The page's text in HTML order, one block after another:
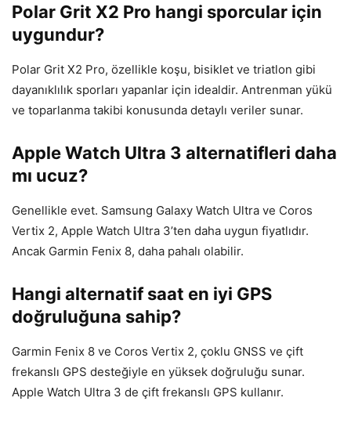
Polar Grit X2 Pro hangi sporcular için
uygundur?
Polar Grit X2 Pro, özellikle koşu, bisiklet ve triatlon gibi
dayanıklılık sporları yapanlar için idealdir. Antrenman yükü
ve toparlanma takibi konusunda detaylı veriler sunar.
Apple Watch Ultra 3 alternatifleri daha
mı ucuz?
Genellikle evet. Samsung Galaxy Watch Ultra ve Coros
Vertix 2, Apple Watch Ultra 3’ten daha uygun fiyatlıdır.
Ancak Garmin Fenix 8, daha pahalı olabilir.
Hangi alternatif saat en iyi GPS
doğruluğuna sahip?
Garmin Fenix 8 ve Coros Vertix 2, çoklu GNSS ve çift
frekanslı GPS desteğiyle en yüksek doğruluğu sunar.
Apple Watch Ultra 3 de çift frekanslı GPS kullanır.